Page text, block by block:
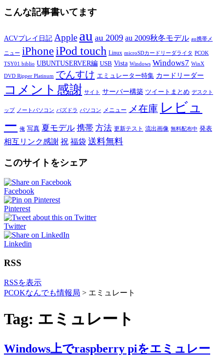
こんな記事書いてます
ACVプレイ日記 Apple au au 2009 au 2009秋冬モデル au携帯メ
ニュー iPhoneiPod touch Linux microSDカードリーダライタ PCOK
TSY01 biblio UBUNTUSERVER編 USB Vista Windows Windows7 WinX
DVD Ripper Platinum でんすけ エミュレーター特集 カードリーダー
コメント感謝 サイト サーバー構築 ツイートまとめ デスクト
ップ ノートパソコン パズドラ パソコン メニュー メ在庫 レビュ
ー 俺 写真 夏モデル 携帯 方法 更新テスト 流出画像 無料配布中 発表
相互リンク感謝 祝 福袋 送料無料
このサイトをシェア
Facebook
Pinterest
Twitter
Linkedin
RSS
RSSを表示
PCOKなんでも情報局 > エミュレート
Tag: エミュレート
Windows上でraspberry piをエミュレー